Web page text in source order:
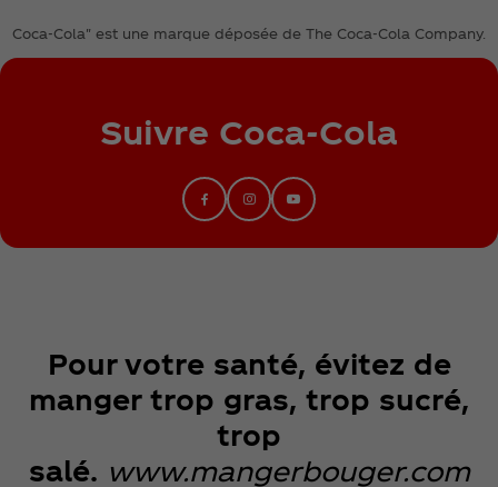
Coca‑Cola" est une marque déposée de The Coca‑Cola Company.
Suivre Coca‑Cola
Pour votre santé, évitez de
manger trop gras, trop sucré,
trop
salé. www.mangerbouger.com